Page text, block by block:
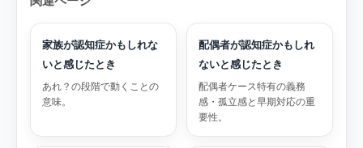
家族が認知症かもしれな
いと感じたとき
あれ？の段階で動くことの
意味。
配偶者が認知症かもしれ
ないと感じたとき
配偶者ケース特有の義務
感・孤立感と早期対応の重
要性。